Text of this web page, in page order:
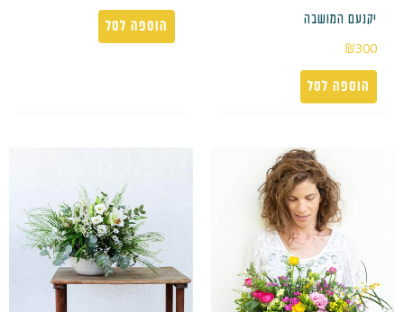
יקנעם המושבה
₪300
הוספה לסל
הוספה לסל
טווח
מחירים:
⁦₪275⁩
עד
⁦₪375⁩
למוצר
זה
יש
מספר
סוגים.
ניתן
זה
יש
מספר
סוגים.
ניתן